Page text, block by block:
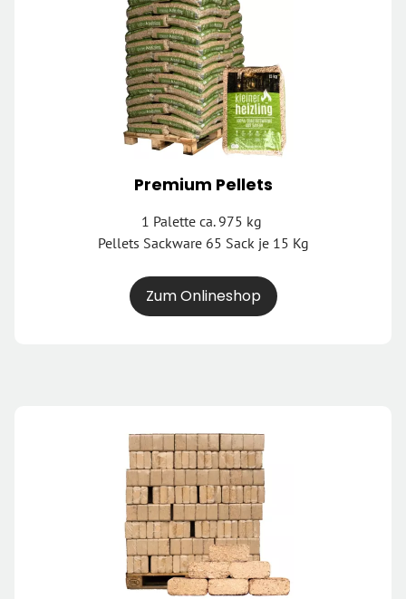
Premium Pellets
1 Palette ca. 975 kg
Pellets Sackware 65 Sack je 15 Kg
Zum Onlineshop